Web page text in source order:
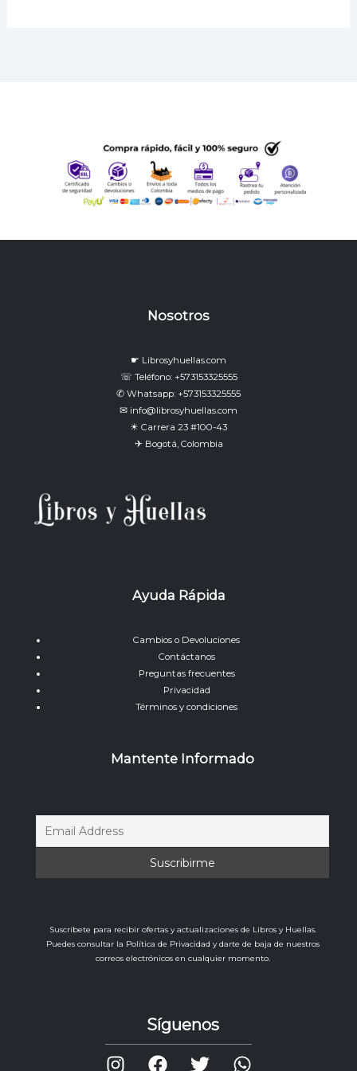
Nosotros
☛ Librosyhuellas.com
☏ Teléfono: +573153325555
✆ Whatsapp: +573153325555
✉ info@librosyhuellas.com
☀ Carrera 23 #100-43
✈ Bogotá, Colombia
Ayuda Rápida
Cambios o Devoluciones
Contáctanos
Preguntas frecuentes
Privacidad
Términos y condiciones
Mantente Informado
Suscríbete para recibir ofertas y actualizaciones de Libros y Huellas.
Puedes consultar la Política de Privacidad y darte de baja de nuestros
correos electrónicos en cualquier momento.
Síguenos